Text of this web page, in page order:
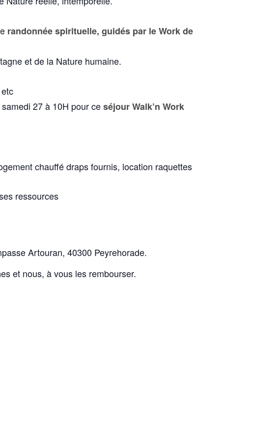
randonnée spirituelle, guidés par le Work de
et de la Nature humaine.
27 à 10H pour ceséjour Walk’n Work
chauffé draps fournis, location raquettes
ressources
Artouran, 40300 Peyrehorade.
et nous, à vous les rembourser.